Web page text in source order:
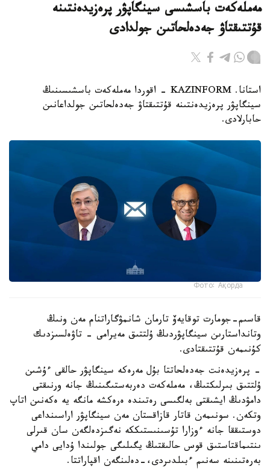
مەملەكەت باسشىسى سينگاپۋر پرەزيدەنتىنە
قۇتتىقتاۋ جەدەلحاتىن جولدادى
استانا. KAZINFORM - اقوردا مەملەكەت باسشىسىنىڭ
سينگاپۋر پرەزيدەنتىنە قۇتتىقتاۋ جەدەلحاتىن جولداعانىن
حابارلادى.
Фото: Ақорда
قاسىم-جومارت توقايەۆ تارمان شانمۋگاراتنام مەن ونىڭ
وتانداستارىن سينگاپۋردىڭ ۇلتتىق مەيرامى - تاۋەلسىزدىك
كۇنىمەن قۇتتىقتادى.
- پرەزيدەنت جەدەلحاتتا بۇل مەرەكە سينگاپۋر حالقى ءۇشىن
ۇلتتىق بىرلىكتىڭ، مەملەكەت دەربەستىگىنىڭ جانە ورنىقتى
دامۋدىڭ ايشىقتى بەلگىسى رەتىندە ەرەكشە مانگە يە ەكەنىن اتاپ
وتكەن. سونىمەن قاتار قازاقستان مەن سينگاپۋر اراسىنداعى
دوستىققا جانە ءوزارا تۇسىنىستىككە نەگىزدەلگەن سان قىرلى
ىنتىماقتاستىق قوس حالىقتىڭ يگىلىگى جولىندا ۇدايى دامي
بەرەتىنىنە سەنىم ءبىلدىردى،-دەلىنگەن اقپاراتتا.